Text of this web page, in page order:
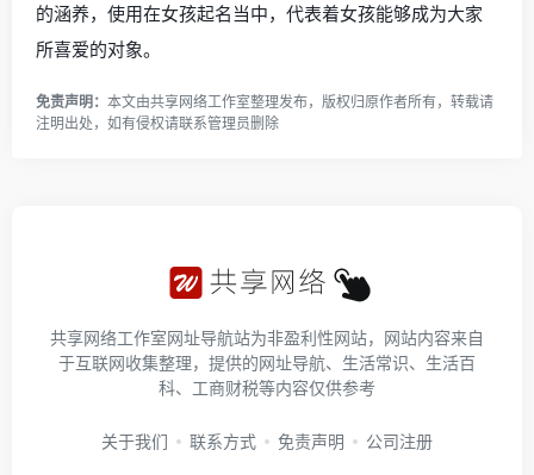
的涵养，使用在女孩起名当中，代表着女孩能够成为大家
所喜爱的对象。
免责声明： 本文由共享网络工作室整理发布，版权归原作者所有，转载请
注明出处，如有侵权请联系管理员删除
共享网络工作室网址导航站为非盈利性网站，网站内容来自
于互联网收集整理，提供的网址导航、生活常识、生活百
科、工商财税等内容仅供参考
关于我们 联系方式 免责声明 公司注册